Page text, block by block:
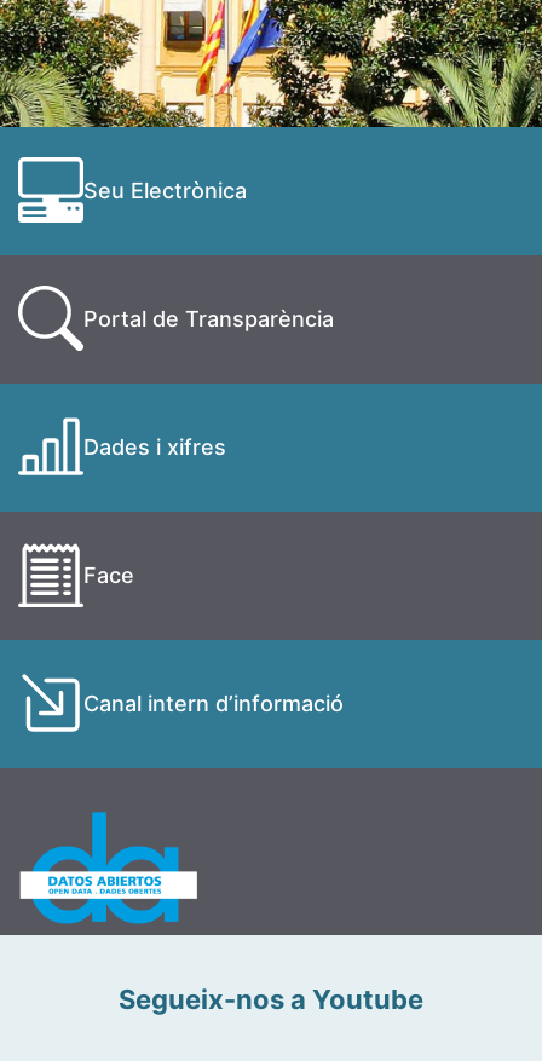
Seu Electrònica
Portal de Transparència
Dades i xifres
Face
Canal intern d’informació
Segueix-nos a Youtube